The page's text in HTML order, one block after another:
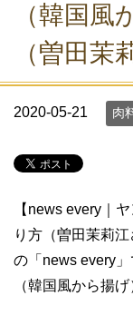
（韓国風
（曽田茉
2020-05-21 肉
【news every｜
り方（曽田茉莉
の「news every
（韓国風から揚